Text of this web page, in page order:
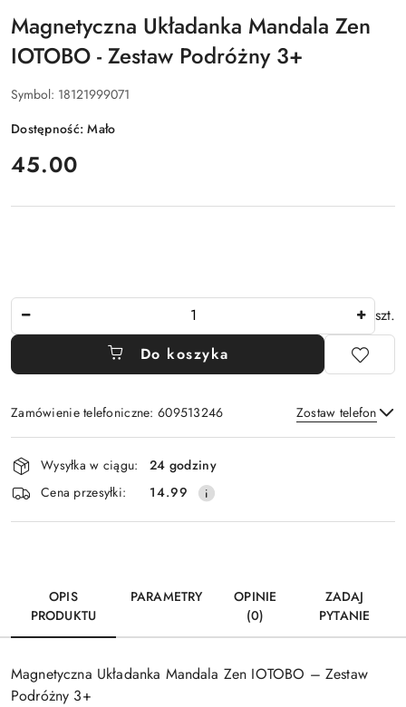
Magnetyczna Układanka Mandala Zen
IOTOBO - Zestaw Podróżny 3+
Symbol: 18121999071
Dostępność:Mało
cena:
45.00
szt.
Do koszyka
Zamówienie telefoniczne: 609513246 Zostaw telefon
Wyślij
Dostępność
i
dostawa
Wysyłka w ciągu:
24 godziny
Cena przesyłki:
14.99
OPIS
PRODUKTU
PARAMETRY
OPINIE
(0)
ZADAJ
PYTANIE
Magnetyczna Układanka Mandala Zen IOTOBO – Zestaw
Podróżny 3+